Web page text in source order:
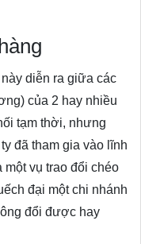
diễn ra giữa các
của 2 hay nhiều
tạm thời, nhưng
đã tham gia vào lĩnh
vụ trao đổi chéo
đại một chi nhánh
đổi được hay